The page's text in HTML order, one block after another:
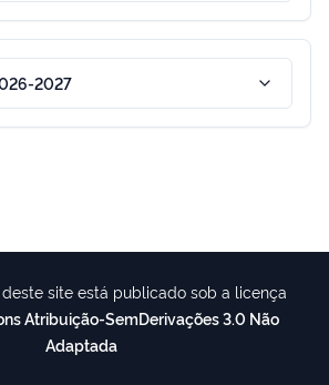
2027
site está publicado sob a licença
Atribuição-SemDerivações 3.0 Não
Adaptada